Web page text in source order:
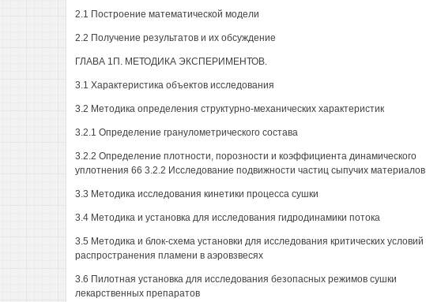
2.1 Построение математической модели
2.2 Получение результатов и их обсуждение
ГЛАВА 1П. МЕТОДИКА ЭКСПЕРИМЕНТОВ.
3.1 Характеристика объектов исследования
3.2 Методика определения структурно-механических характеристик
3.2.1 Определение гранулометрического состава
3.2.2 Определение плотности, порозности и коэффициента динамического
уплотнения 66 3.2.2 Исследование подвижности частиц сыпучих материалов
3.3 Методика исследования кинетики процесса сушки
3.4 Методика и установка для исследования гидродинамики потока
3.5 Методика и блок-схема установки для исследования критических условий
распространения пламени в аэровзвесях
3.6 Пилотная установка для исследования безопасных режимов сушки
лекарственных препаратов